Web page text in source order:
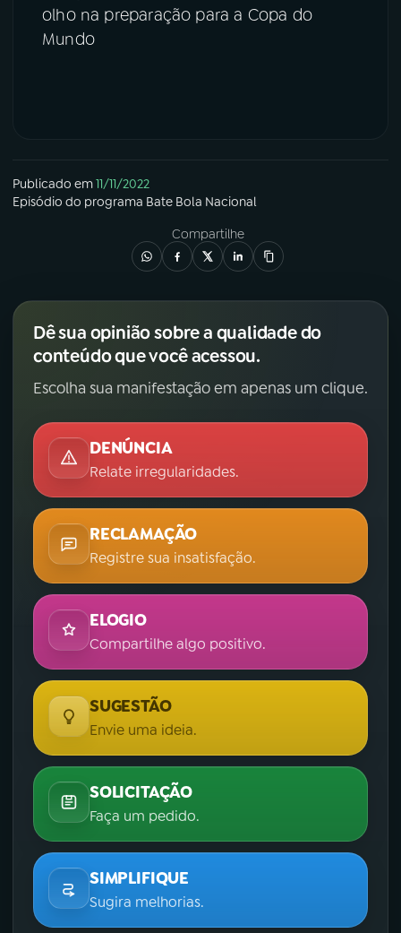
olho na preparação para a Copa do
Mundo
Publicado em11/11/2022
Episódio do programa Bate Bola Nacional
Compartilhe
Dê sua opinião sobre a qualidade do
conteúdo que você acessou.
Escolha sua manifestação em apenas um clique.
DENÚNCIA
Relate irregularidades.
RECLAMAÇÃO
Registre sua insatisfação.
ELOGIO
Compartilhe algo positivo.
SUGESTÃO
Envie uma ideia.
SOLICITAÇÃO
Faça um pedido.
SIMPLIFIQUE
Sugira melhorias.